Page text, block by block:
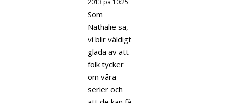
2013 på 10:25
Som
Nathalie sa,
vi blir väldigt
glada av att
folk tycker
om våra
serier och